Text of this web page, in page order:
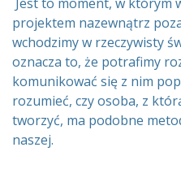
projektem nazewnątrz poza
wchodzimy w rzeczywisty
oznacza to, że potrafimy
komunikować się z nim
rozumieć, czy osoba, z
tworzyć, ma podobne
naszej.